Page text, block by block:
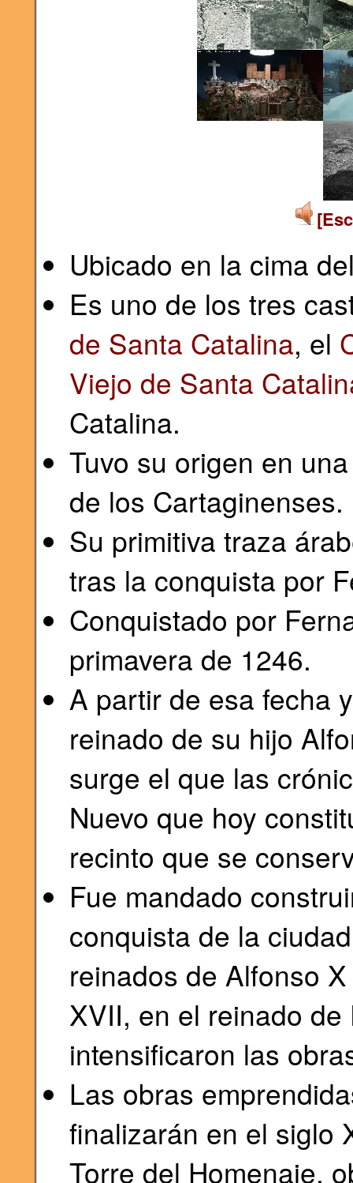
Ubicado en la cima
Es uno de los tres
de Santa Catalina, el
Viejo de Santa
Catalina.
Tuvo su origen en
de los Cartaginenses.
Su primitiva traza
tras la conquista por
Conquistado por
primavera de 1246.
A partir de esa fecha
reinado de su hijo
surge el que las
Nuevo que hoy
recinto que se
Fue mandado
conquista de la
reinados de Alfonso
XVII, en el reinado
intensificaron las
Las obras
finalizarán en el siglo
Torre del Homenaje,